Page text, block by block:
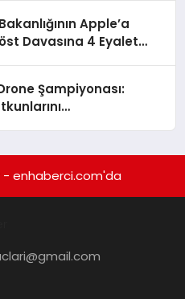
Apple’a
Davasına 4 Eyalet
Şampiyonası:
- enhaberci.com'da